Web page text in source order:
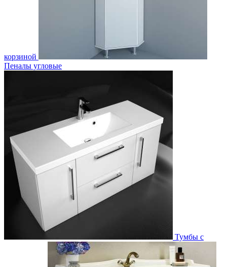
корзиной
Пеналы угловые
Тумбы с